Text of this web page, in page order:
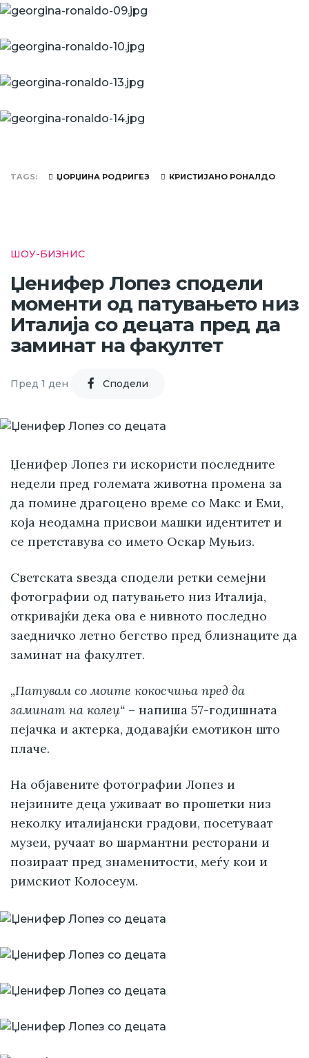
TAGS ЏОРЏИНА РОДРИГЕЗ КРИСТИЈАНО РОНАЛДО
ШОУ-БИЗНИС
Џенифер Лопез сподели
моменти од патувањето низ
Италија со децата пред да
заминат на факултет
Пред 1 ден Cподели
Џенифер Лопез ги искористи последните
недели пред големата животна промена за
да помине драгоцено време со Макс и Еми,
која неодамна присвои машки идентитет и
се претставува со името Оскар Муњиз.
Светската ѕвезда сподели ретки семејни
фотографии од патувањето низ Италија,
откривајќи дека ова е нивното последно
заедничко летно бегство пред близнаците да
заминат на факултет.
„Патувам со моите кокосчиња пред да
заминат на колеџ“ – напиша 57-годишната
пејачка и актерка, додавајќи емотикон што
плаче.
На објавените фотографии Лопез и
нејзините деца уживаат во прошетки низ
неколку италијански градови, посетуваат
музеи, ручаат во шармантни ресторани и
позираат пред знаменитости, меѓу кои и
римскиот Колосеум.